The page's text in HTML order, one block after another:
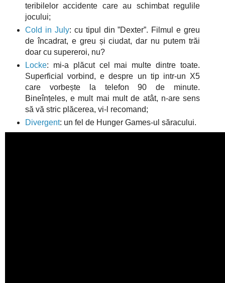
teribilelor accidente care au schimbat regulile
jocului;
Cold in July: cu tipul din ”Dexter”. Filmul e greu
de încadrat, e greu și ciudat, dar nu putem trăi
doar cu supereroi, nu?
Locke: mi-a plăcut cel mai multe dintre toate.
Superficial vorbind, e despre un tip intr-un X5
care vorbește la telefon 90 de minute.
Bineînțeles, e mult mai mult de atât, n-are sens
să vă stric plăcerea, vi-l recomand;
Divergent: un fel de Hunger Games-ul săracului.